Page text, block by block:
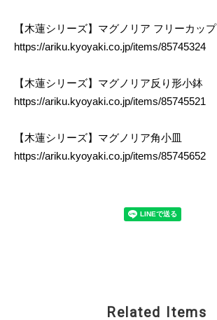
【木蓮シリーズ】マグノリア フリーカップ
https://ariku.kyoyaki.co.jp/items/85745324
【木蓮シリーズ】マグノリア反り形小鉢
https://ariku.kyoyaki.co.jp/items/85745521
【木蓮シリーズ】マグノリア角小皿
https://ariku.kyoyaki.co.jp/items/85745652
Related Items